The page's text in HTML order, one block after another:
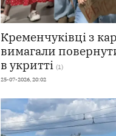
Кременчуківці з
вимагали
в укритті (1)
25-07-2026, 20:02